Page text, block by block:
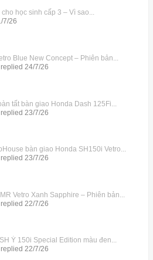
học sinh cấp 3 – Vì sao...
7/26
Blue New Concept – Phiên bản...
replied 24/7/26
tất bàn giao Honda Dash 125Fi...
replied 23/7/26
bàn giao Honda SH150i Vetro...
replied 23/7/26
Vetro Xanh Sapphire – Phiên bản...
replied 22/7/26
Ý 150i Special Edition màu đen...
replied 22/7/26